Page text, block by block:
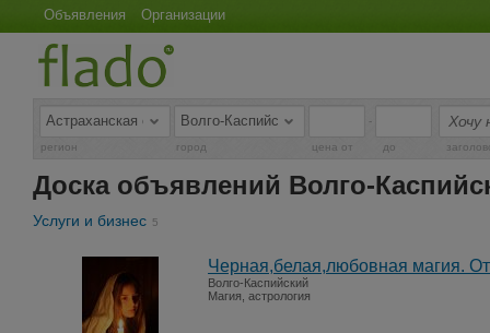
Объявления Организации
-
регион город цена от до
Доска объявлений Волго-
Услуги и бизнес 5
Черная,белая,любовная магия.
Волго-Каспийский
Магия, астрология